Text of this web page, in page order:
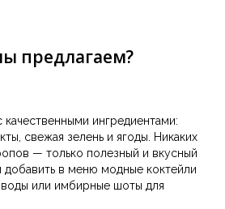
предлагаем?
ингредиентами:
свежая зелень и ягоды. Никаких
— только полезный и вкусный
в меню модные коктейли
или имбирные шоты для
ИЛИ ДОМОЙ